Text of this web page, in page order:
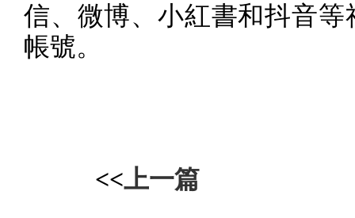
信、微博、小紅書和抖音等
帳號。
<<上一篇